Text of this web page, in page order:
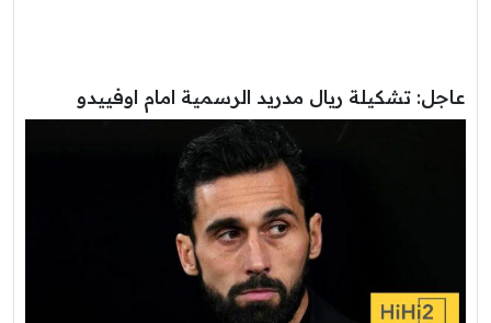
عاجل: تشكيلة ريال مدريد الرسمية امام اوفييدو